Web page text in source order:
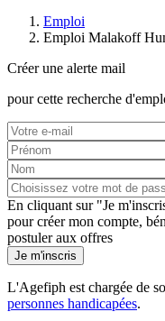
Emploi
Emploi Malakoff
Créer une alerte mail
pour cette recherche
En cliquant sur "Je
pour créer mon compte,
postuler aux offres
Je m'inscris
L'Agefiph est chargée de
personnes handicapées.